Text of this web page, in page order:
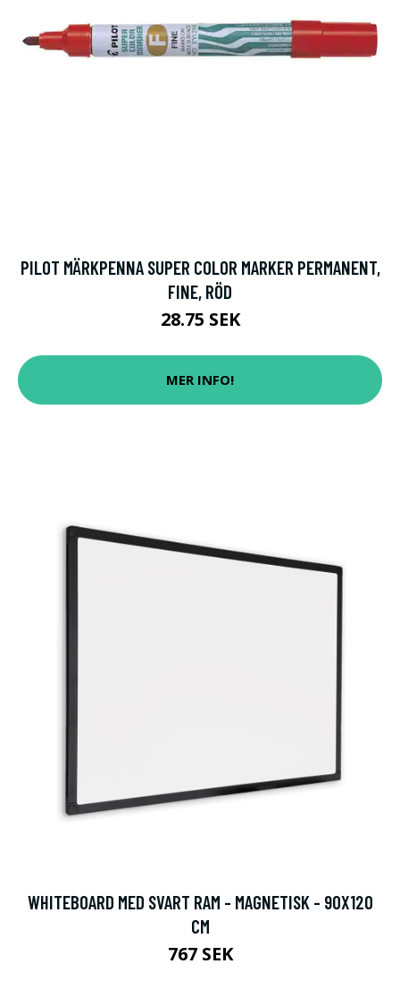
PILOT MÄRKPENNA SUPER COLOR MARKER PERMANENT,
FINE, RÖD
28.75 SEK
MER INFO!
WHITEBOARD MED SVART RAM - MAGNETISK - 90X120
CM
767 SEK